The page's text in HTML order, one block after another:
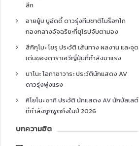
ลีก
อายยู้บ บูอัดดี้ ดาวรุ่งทีมชาติโมร็อกโก
กองกลางอัจฉริยะที่ยุโรปจับตามอง
สึกิกุโมะ โยรุ ประวัติ เส้นทาง ผลงาน และจุด
เด่นของดาราเอวีญี่ปุ่นที่กำลังมาแรง
นาโนะ โอกาซาวาระ ประวัตินักแสดง AV
ดาวรุ่งพุ่งแรง
คิโยโนะ ซากิ ประวัติ นักแสดง AV นักบัลเลต์
ที่กำลังถูกพูดถึงในปี 2026
บทความฮิต